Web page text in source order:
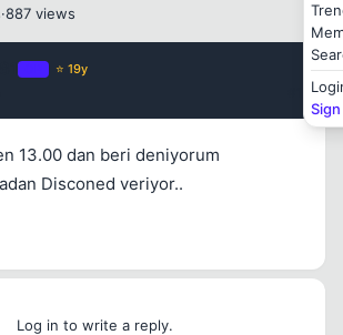
·887 views
⭐ 19y
13.00 dan beri deniyorum
Disconed veriyor..
Log in to write a reply.